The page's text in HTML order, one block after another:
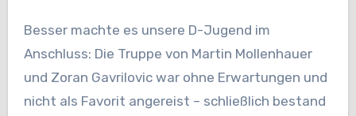
Besser machte es unsere D-Jugend im
Anschluss: Die Truppe von Martin Mollenhauer
und Zoran Gavrilovic war ohne Erwartungen und
nicht als Favorit angereist – schließlich bestand